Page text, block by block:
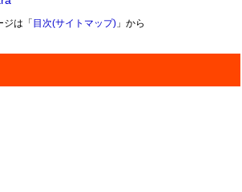
ジは「 目次(サイトマップ)」から